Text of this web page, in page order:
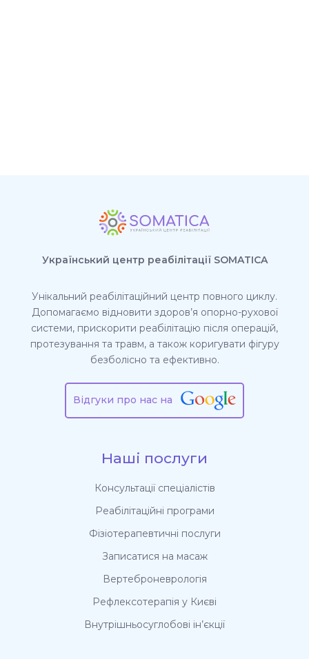
Український центр реабілітації SOMATICA
Унікальний реабілітаційний центр повного циклу.
Допомагаємо відновити здоров’я опорно-рухової
системи, прискорити реабілітацію після операцій,
протезування та травм, а також коригувати фігуру
безболісно та ефективно.
Відгуки про нас на
Наші послуги
Консультації спеціалістів
Реабілітаційні програми
Фізіотерапевтичні послуги
Записатися на масаж
Вертеброневрологія
Рефлексотерапія у Києві
Внутрішньосуглобові ін’єкції